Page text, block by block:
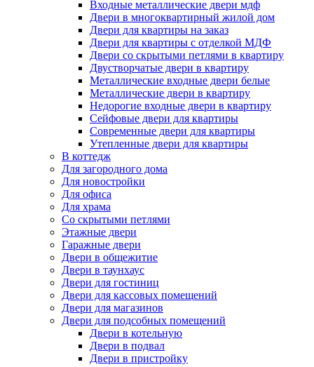
Входные металлические двери мдф
Двери в многоквартирный жилой дом
Двери для квартиры на заказ
Двери для квартиры с отделкой МДФ
Двери со скрытыми петлями в квартиру
Двустворчатые двери в квартиру
Металлические входные двери белые
Металлические двери в квартиру
Недорогие входные двери в квартиру
Сейфовые двери для квартиры
Современные двери для квартиры
Утепленные двери для квартиры
В коттедж
Для загородного дома
Для новостройки
Для офиса
Для храма
Со скрытыми петлями
Этажные двери
Гаражные двери
Двери в общежитие
Двери в таунхаус
Двери для гостиниц
Двери для кассовых помещений
Двери для магазинов
Двери для подсобных помещений
Двери в котельную
Двери в подвал
Двери в пристройку